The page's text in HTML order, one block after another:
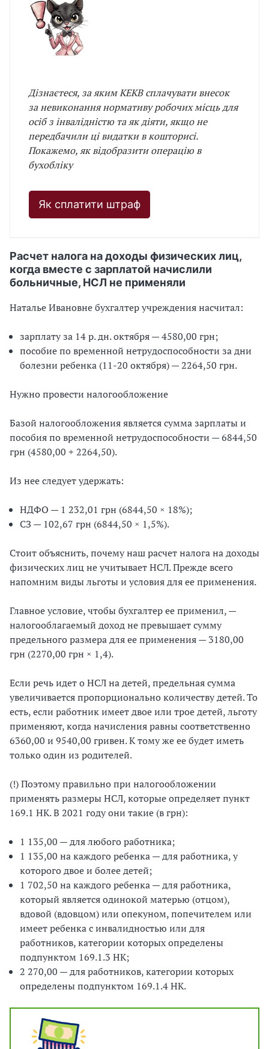
Дізнаєтеся, за яким КЕКВ сплачувати внесок
за невиконання нормативу робочих місць для
осіб з інвалідністю та як діяти, якщо не
передбачили ці видатки в кошторисі.
Покажемо, як відобразити операцію в
бухобліку
Як сплатити штраф
Расчет налога на доходы физических лиц,
когда вместе с зарплатой начислили
больничные, НСЛ не применяли
Наталье Ивановне бухгалтер учреждения насчитал:
зарплату за 14 р. дн. октября — 4580,00 грн;
пособие по временной нетрудоспособности за дни
болезни ребенка (11-20 октября) — 2264,50 грн.
Нужно провести налогообложение
Базой налогообложения является сумма зарплаты и
пособия по временной нетрудоспособности — 6844,50
грн (4580,00 + 2264,50).
Из нее следует удержать:
НДФО — 1 232,01 грн (6844,50 × 18%);
СЗ — 102,67 грн (6844,50 × 1,5%).
Стоит объяснить, почему наш расчет налога на доходы
физических лиц не учитывает НСЛ. Прежде всего
напомним виды льготы и условия для ее применения.
Главное условие, чтобы бухгалтер ее применил, —
налогооблагаемый доход не превышает сумму
предельного размера для ее применения — 3180,00
грн (2270,00 грн × 1,4).
Если речь идет о НСЛ на детей, предельная сумма
увеличивается пропорционально количеству детей. То
есть, если работник имеет двое или трое детей, льготу
применяют, когда начисления равны соответственно
6360,00 и 9540,00 гривен. К тому же ее будет иметь
только один из родителей.
(!) Поэтому правильно при налогообложении
применять размеры НСЛ, которые определяет пункт
169.1 НК. В 2021 году они такие (в грн):
1 135,00 — для любого работника;
1 135,00 на каждого ребенка — для работника, у
которого двое и более детей;
1 702,50 на каждого ребенка — для работника,
который является одинокой матерью (отцом),
вдовой (вдовцом) или опекуном, попечителем или
имеет ребенка с инвалидностью или для
работников, категории которых определены
подпунктом 169.1.3 НК;
2 270,00 — для работников, категории которых
определены подпунктом 169.1.4 НК.